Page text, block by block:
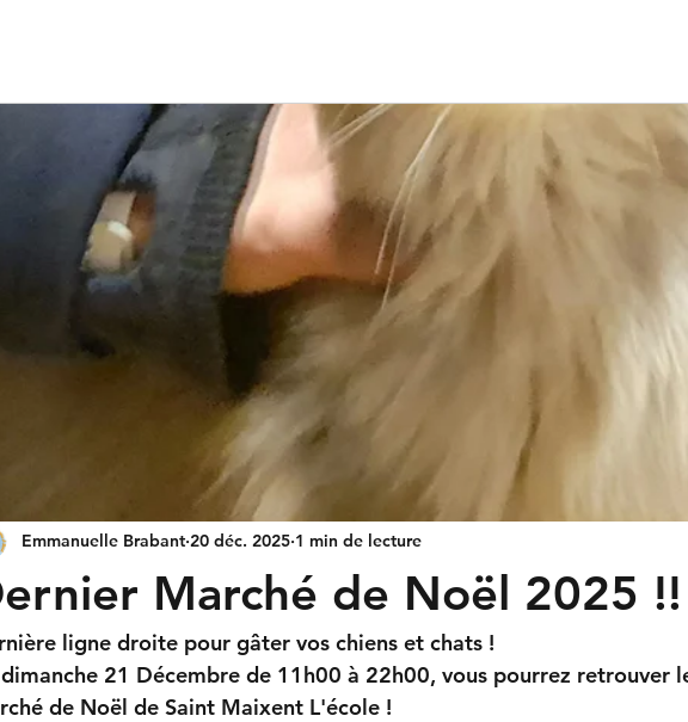
Marché de Noël 2025 !!
Emmanuelle Brabant 20 déc. 2025 1 min de lecture
ligne droite pour gâter vos chiens et chats !
21 Décembre de 11h00 à 22h00, vous pourrez retrouver
de Noël de Saint Maixent L'école !